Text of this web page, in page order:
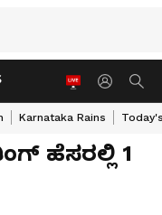
Karnataka Rains
ಹೆಸರಲ್ಲಿ 1